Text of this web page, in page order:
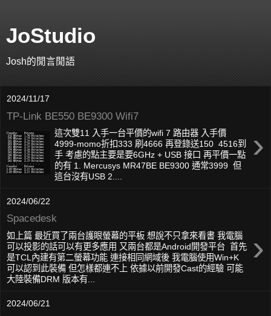
JoStudio
Josh的閒言閒語
2024/11/17
TP-Link BE550 BE9300 Wifi7
›
這次雙11 入手一台平價的wifi 7 路由器 入手價
4999-momo折扣333 刷4666 再登錄送150 4516到
手 考慮的點主要是要6GHz + USB 接口 再平價一點
的有 1. Mercusys MR47BE BE9300 通常3999 但
這台沒有USB 2....
2024/06/22
Spacedesk
›
如上篇 最近買了兩台護眼螢幕的平板 想說不只拿來看書 我電腦
可以投影的話可以有更多應用 又兩台都是Android開發平台 首先
是TCL內建有第二螢幕功能 連接相同網域後 我電腦使用Win+K
可以認到此裝備 但怎樣都連不上 依據以前開發Cast的經驗 可能
大陸裝備DRM 版本有...
2024/06/21